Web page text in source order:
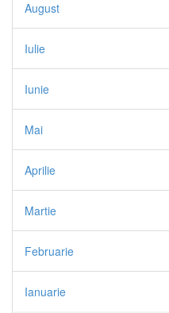
August
Iulie
Iunie
Mai
Aprilie
Martie
Februarie
Ianuarie